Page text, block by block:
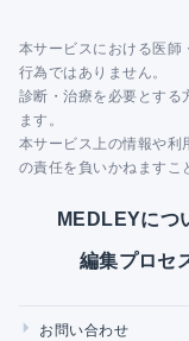
本サービスにおける医師
行為ではありません。
診断・治療を必要とする
ます。
本サービス上の情報や利
の責任を負いかねますこ
MEDLEYにつ
編集プロセ
お問い合わせ